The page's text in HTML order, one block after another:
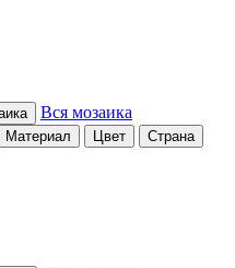
Вся мозаика
Материал Цвет Страна